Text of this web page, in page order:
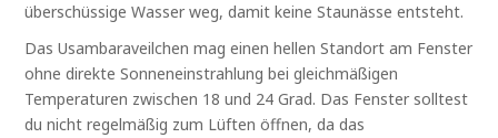
überschüssige Wasser weg, damit keine Staunässe entsteht.
Das Usambaraveilchen mag einen hellen Standort am Fenster
ohne direkte Sonneneinstrahlung bei gleichmäßigen
Temperaturen zwischen 18 und 24 Grad. Das Fenster solltest
du nicht regelmäßig zum Lüften öffnen, da das